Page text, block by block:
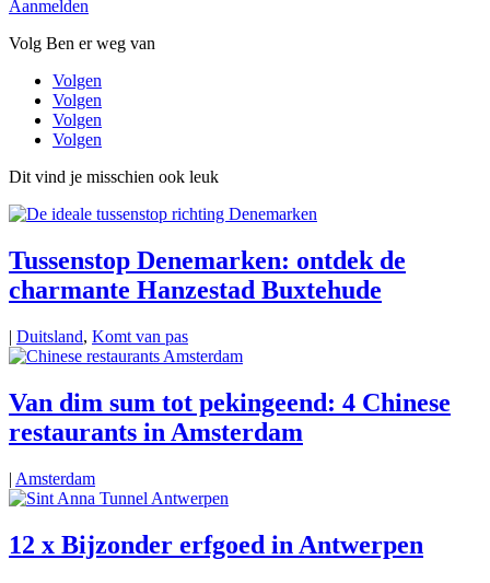
Aanmelden
Volg Ben er weg van
Volgen
Volgen
Volgen
Volgen
Dit vind je misschien ook leuk
Tussenstop Denemarken: ontdek de
charmante Hanzestad Buxtehude
| Duitsland, Komt van pas
Van dim sum tot pekingeend: 4 Chinese
restaurants in Amsterdam
| Amsterdam
12 x Bijzonder erfgoed in Antwerpen